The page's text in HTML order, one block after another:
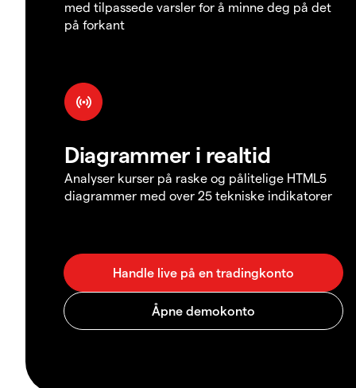
med tilpassede varsler for å minne deg på det
på forkant
Diagrammer i realtid
Analyser kurser på raske og pålitelige HTML5
diagrammer med over 25 tekniske indikatorer